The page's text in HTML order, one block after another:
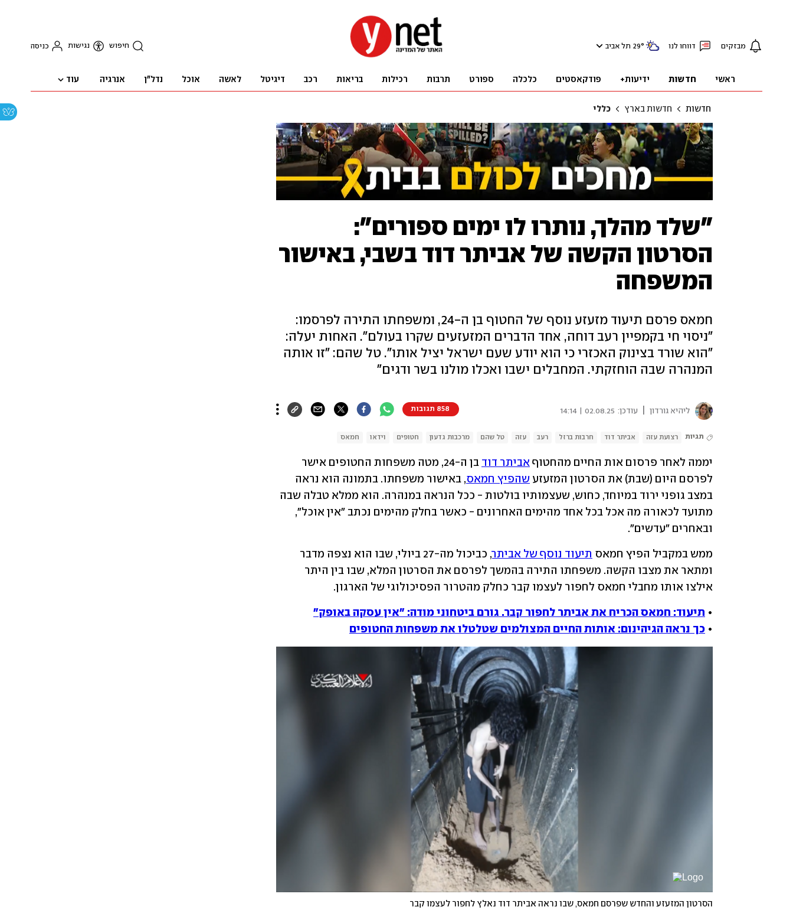
מבזקים דווחו לנו 29° תל אביב חיפוש נגישות כניסה
ראשי חדשות ידיעות+ פודקאסטים כלכלה ספורט תרבות רכילות בריאות רכב דיגיטל לאשה אוכל נדל"ן אנרגיה עוד
חדשות חדשות בארץ כללי
"שלד מהלך, נותרו לו ימים ספורים":
הסרטון הקשה של אביתר דוד בשבי, באישור
המשפחה
חמאס פרסם תיעוד מזעזע נוסף של החטוף בן ה-24, ומשפחתו התירה לפרסמו:
"ניסוי חי בקמפיין רעב דוחה, אחד הדברים המזעזעים שקרו בעולם". האחות יעלה:
"הוא שורד בצינוק האכזרי כי הוא יודע שעם ישראל יציל אותו". טל שהם: "זו אותה
המנהרה שבה הוחזקתי. המחבלים ישבו ואכלו מולנו בשר ודגים"
ליהיא גורדון עודכן: 02.08.25 | 14:14 858 תגובות
תגיות רצועת עזה אביתר דוד חרבות ברזל רעב עזה טל שהם מרכבות גדעון חטופים וידאו חמאס
יממה לאחר פרסום אות החיים מהחטוף אביתר דוד
לפרסם היום (שבת) את הסרטון המזעזע שהפיץ חמאס
ובאחרים "עדשים".
ממש במקביל הפיץ חמאס תיעוד נוסף של אביתר
אילצו אותו מחבלי חמאס לחפור לעצמו קבר כחלק מהטרור הפסיכולוגי של הארגון.
• תיעוד: חמאס הכריח את אביתר לחפור קבר. גורם ביטחוני מודה: "אין עסקה באופק"
• כך נראה הגיהינום: אותות החיים המצולמים שטלטלו את משפחות החטופים
הסרטון המזעזע והחדש שפרסם חמאס, שבו נראה אביתר דוד נאלץ לחפור לעצמו קבר